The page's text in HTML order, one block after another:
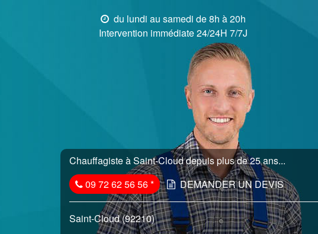
du lundi au samedi de 8h à 20h
Intervention immédiate 24/24H 7/7J
Chauffagiste à Saint-Cloud depuis plus de 25 ans...
09 72 62 56 56* DEMANDER UN DEVIS
Saint-Cloud (92210)